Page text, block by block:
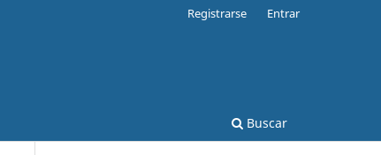
Buscar
Registrarse Entrar